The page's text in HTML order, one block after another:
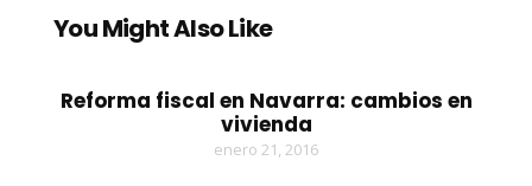
You Might Also Like
Reforma fiscal en Navarra: cambios en
vivienda
enero 21, 2016